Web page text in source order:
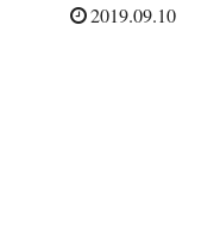
2019.09.10